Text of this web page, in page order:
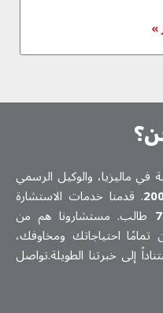
»
ماليزيا، والوكيل الرسمي
. قدمنا خدمات الاستشارة
طالب. مستشارونا هم من
تمامًا احتياجاتك ومخاوفك،
إلى خبرتنا الطويلة.تواصل